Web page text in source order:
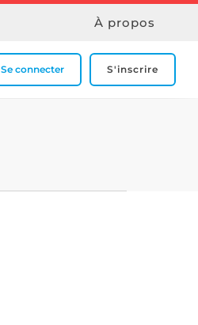
À propos
Se connecter S'inscrire